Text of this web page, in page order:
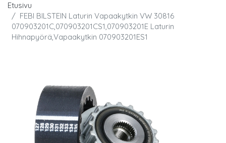
Etusivu
FEBI BILSTEIN Laturin Vapaakytkin VW 30816
070903201C,070903201CS1,070903201E Laturin
Hihnapyörä,Vapaakytkin 070903201ES1